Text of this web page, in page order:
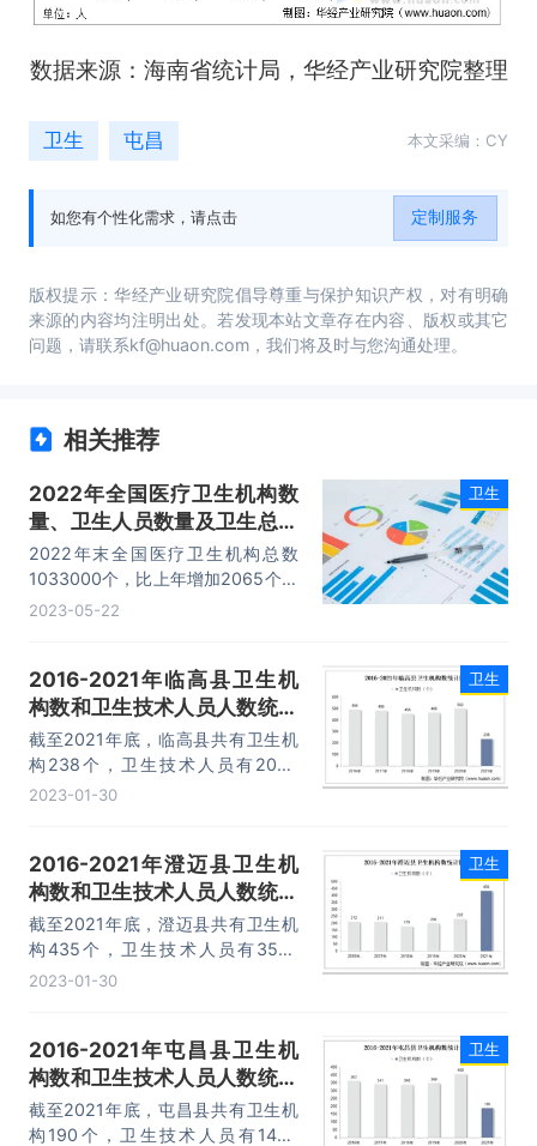
数据来源：海南省统计局，华经产业研究院整理
卫生 屯昌 本文采编：CY
如您有个性化需求，请点击 定制服务
版权提示：华经产业研究院倡导尊重与保护知识产权，对有明确
来源的内容均注明出处。若发现本站文章存在内容、版权或其它
问题，请联系kf@huaon.com，我们将及时与您沟通处理。
相关推荐
2022年全国医疗卫生机构数
量、卫生人员数量及卫生总费
用统计分析
2022年末全国医疗卫生机构总数
1033000个，比上年增加2065个。
其中：医院37000个，与上年相比
专业公共卫生机构13000个。
2023-05-22
卫生
2016-2021年临高县卫生机
构数和卫生技术人员人数统计
分析
截至2021年底，临高县共有卫生机
构238个，卫生技术人员有2069
人。
2023-01-30
卫生
2016-2021年澄迈县卫生机
构数和卫生技术人员人数统计
分析
截至2021年底，澄迈县共有卫生机
构435个，卫生技术人员有3547
人。
2023-01-30
卫生
2016-2021年屯昌县卫生机
构数和卫生技术人员人数统计
分析
截至2021年底，屯昌县共有卫生机
构190个，卫生技术人员有1455
卫生